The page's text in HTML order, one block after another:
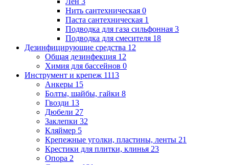
Нить сантехническая 0
Паста сантехническая 1
Подводка для газа сильфонная 3
Подводка для смесителя 18
Дезинфицирующие средства 12
Общая дезинфекция 12
Химия для бассейнов 0
Инструмент и крепеж 1113
Анкеры 15
Болты, шайбы, гайки 8
Гвозди 13
Дюбели 27
Заклепки 32
Кляймер 5
Крепежные уголки, пластины, ленты 21
Крестики для плитки, клинья 23
Опора 2